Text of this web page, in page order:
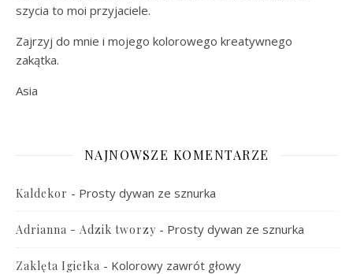
szycia to moi przyjaciele.
Zajrzyj do mnie i mojego kolorowego kreatywnego
zakątka.
Asia
NAJNOWSZE KOMENTARZE
Kaldekor - Prosty dywan ze sznurka
Adrianna - Adzik tworzy - Prosty dywan ze sznurka
Zaklęta Igiełka - Kolorowy zawrót głowy